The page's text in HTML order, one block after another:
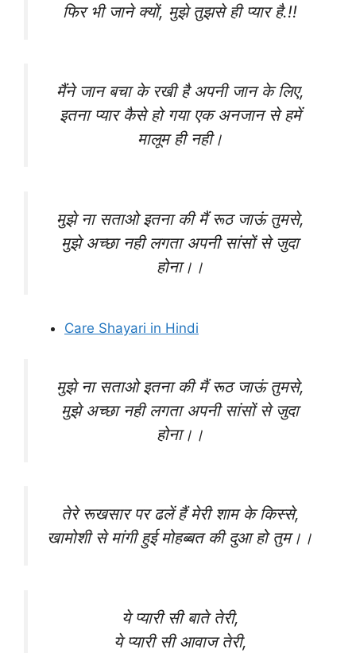
फिर भी जाने क्यों, मुझे तुझसे ही प्यार है.!!
मैंने जान बचा के रखी है अपनी जान के लिए,
इतना प्यार कैसे हो गया एक अनजान से हमें
मालूम ही नही।
मुझे ना सताओ इतना की मैं रूठ जाऊं तुमसे,
मुझे अच्छा नही लगता अपनी सांसों से जुदा
होना।।
Care Shayari in Hindi
मुझे ना सताओ इतना की मैं रूठ जाऊं तुमसे,
मुझे अच्छा नही लगता अपनी सांसों से जुदा
होना।।
तेरे रूखसार पर ढलें हैं मेरी शाम के किस्से,
खामोशी से मांगी हुई मोहब्बत की दुआ हो तुम।।
ये प्यारी सी बाते तेरी,
ये प्यारी सी आवाज तेरी,